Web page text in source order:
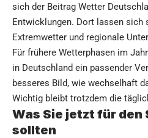
sich der Beitrag Wetter
Entwicklungen. Dort lassen sich
Extremwetter und regionale
Für frühere Wetterphasen im
in Deutschland ein passender
besseres Bild, wie wechselhaft
Wichtig bleibt trotzdem die
Was Sie jetzt für den
sollten